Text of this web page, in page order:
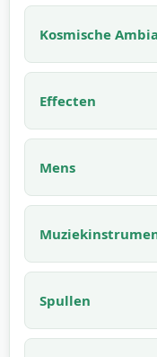
Kosmische
Effecten
Mens
Spullen